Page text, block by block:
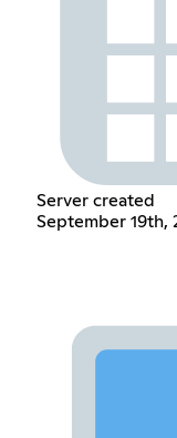
Server created
September 19th,